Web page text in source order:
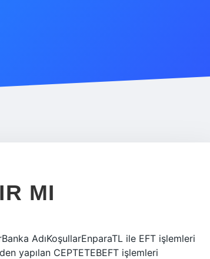
MI
AdıKoşullarEnparaTL ile EFT işlemleri
yapılan CEPTETEBEFT işlemleri